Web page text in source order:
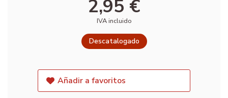
2,95 €
IVA incluido
Descatalogado
Añadir a favoritos